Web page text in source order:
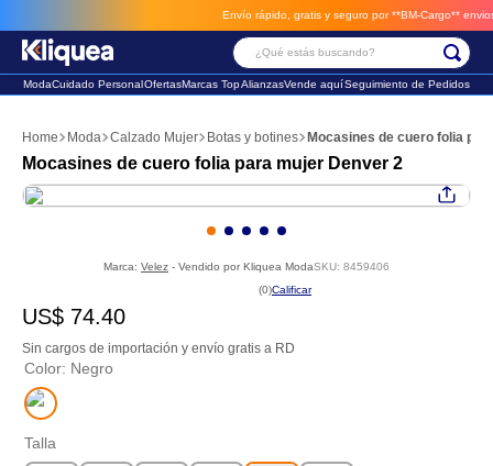
Envío rápido, gratis y seguro por **BM-Cargo** envios a través de BM-Cargo
¿Qué estás buscando?
ModaCuidado PersonalOfertasMarcas TopAlianzasVende aquíSeguimiento de Pedidos
Moda Calzado Mujer Botas y botines Mocasines de cuero folia
Mocasines de cuero folia para mujer Denver 2
Marca: Velez - Vendido por Kliquea ModaSKU: 8459406
☆
(0)
US$ 74.40
Sin cargos de importación y envío gratis a RD
Color: Negro
Talla
2. sandalia